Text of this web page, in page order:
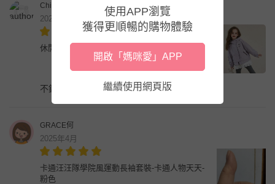
Chialing
2025年11月
休閒防風連帽外套-卡通人物酷洛米-紫色
不錯
GRACE何
2025年4月
卡通汪汪隊學院風運動長袖套裝-卡通人物天天-
粉色
使用APP瀏覽
獲得更順暢的購物體驗
開啟「媽咪愛」APP
繼續使用網頁版